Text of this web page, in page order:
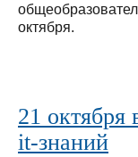
октября.
21 октября
it-знаний